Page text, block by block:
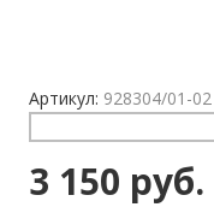
Артикул: 928304/01-02
3 150 руб.